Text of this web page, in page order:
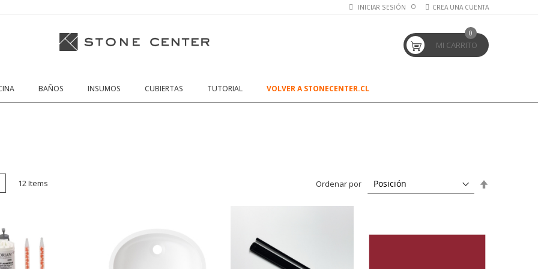
INICIAR SESIÓN CREA UNA CUENTA
MI CARRITO
0
BAÑOS INSUMOS CUBIERTAS TUTORIAL VOLVER A STONECENTER.CL
12Items Ordenar por